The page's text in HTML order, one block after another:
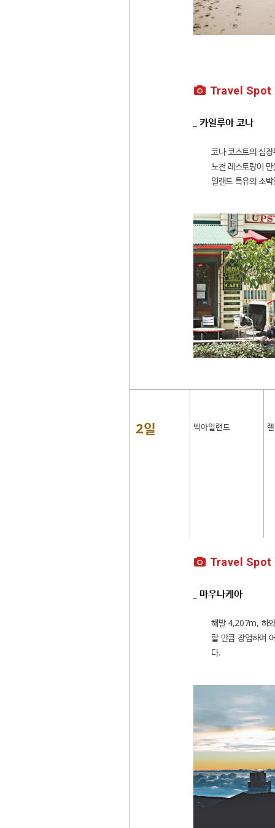
Travel Spot
_ 카일루아 코나
코나 코스트의 심
노천 레스토랑이
일랜드 특유의 소
2일 빅아일랜드
Travel Spot
_ 마우나케아
해발 4,207m, 하와
할 만큼 장엄하며
다.